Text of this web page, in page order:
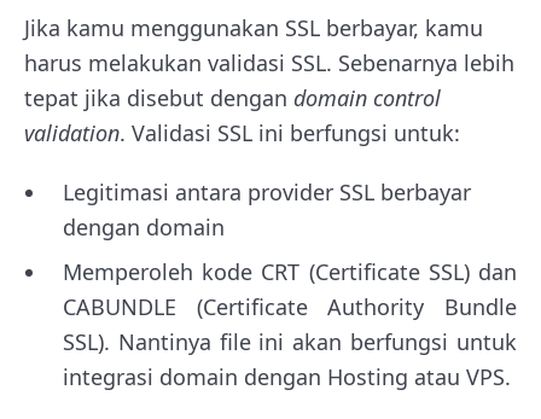
Jika kamu menggunakan SSL berbayar, kamu
harus melakukan validasi SSL. Sebenarnya lebih
tepat jika disebut dengan domain control
validation. Validasi SSL ini berfungsi untuk:
Legitimasi antara provider SSL berbayar
dengan domain
Memperoleh kode CRT (Certificate SSL) dan
CABUNDLE (Certificate Authority Bundle
SSL). Nantinya file ini akan berfungsi untuk
integrasi domain dengan Hosting atau VPS.